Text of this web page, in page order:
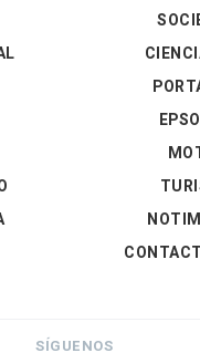
SÍGUENOS